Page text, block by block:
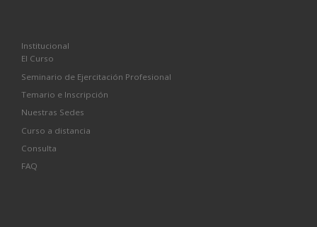
Institucional
El Curso
Seminario de Ejercitación Profesional
Temario e Inscripción
Nuestras Sedes
Curso a distancia
Consulta
FAQ